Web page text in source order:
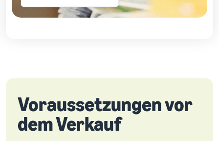
Voraussetzungen vor
dem Verkauf